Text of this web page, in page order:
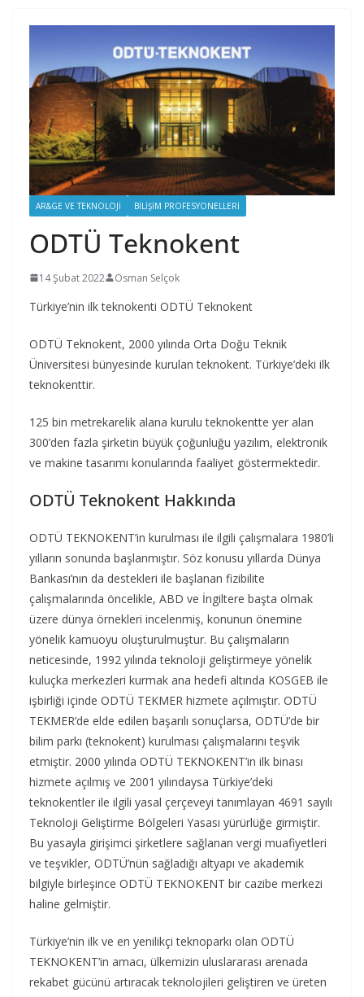
AR&GE VE TEKNOLOJI BILIŞIM PROFESYONELLERI
ODTÜ Teknokent
14 Şubat 2022 Osman Selçok
Türkiye’nin ilk teknokenti ODTÜ Teknokent
ODTÜ Teknokent, 2000 yılında Orta Doğu Teknik
Üniversitesi bünyesinde kurulan teknokent. Türkiye’deki ilk
teknokenttir.
125 bin metrekarelik alana kurulu teknokentte yer alan
300’den fazla şirketin büyük çoğunluğu yazılım, elektronik
ve makine tasarımı konularında faaliyet göstermektedir.
ODTÜ Teknokent Hakkında
ODTÜ TEKNOKENT’in kurulması ile ilgili çalışmalara 1980’li
yılların sonunda başlanmıştır. Söz konusu yıllarda Dünya
Bankası’nın da destekleri ile başlanan fizibilite
çalışmalarında öncelikle, ABD ve İngiltere başta olmak
üzere dünya örnekleri incelenmiş, konunun önemine
yönelik kamuoyu oluşturulmuştur. Bu çalışmaların
neticesinde, 1992 yılında teknoloji geliştirmeye yönelik
kuluçka merkezleri kurmak ana hedefi altında KOSGEB ile
işbirliği içinde ODTÜ TEKMER hizmete açılmıştır. ODTÜ
TEKMER’de elde edilen başarılı sonuçlarsa, ODTÜ’de bir
bilim parkı (teknokent) kurulması çalışmalarını teşvik
etmiştir. 2000 yılında ODTÜ TEKNOKENT’in ilk binası
hizmete açılmış ve 2001 yılındaysa Türkiye’deki
teknokentler ile ilgili yasal çerçeveyi tanımlayan 4691 sayılı
Teknoloji Geliştirme Bölgeleri Yasası yürürlüğe girmiştir.
Bu yasayla girişimci şirketlere sağlanan vergi muafiyetleri
ve teşvikler, ODTÜ’nün sağladığı altyapı ve akademik
bilgiyle birleşince ODTÜ TEKNOKENT bir cazibe merkezi
haline gelmiştir.
Türkiye’nin ilk ve en yenilikçi teknoparkı olan ODTÜ
TEKNOKENT’in amacı, ülkemizin uluslararası arenada
rekabet gücünü artıracak teknolojileri geliştiren ve üreten